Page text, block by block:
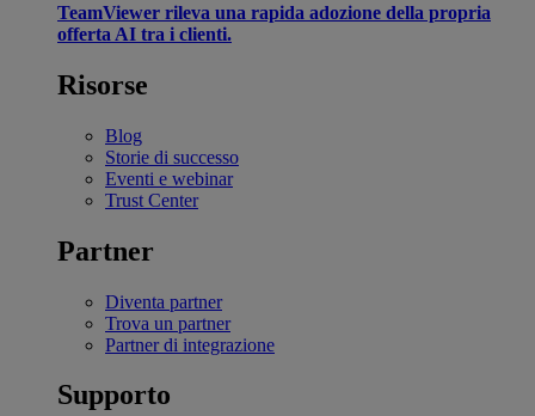
TeamViewer rileva una rapida adozione della propria
offerta AI tra i clienti.
Risorse
Blog
Storie di successo
Eventi e webinar
Trust Center
Partner
Diventa partner
Trova un partner
Partner di integrazione
Supporto